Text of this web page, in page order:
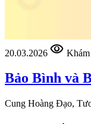
20.03.2026 visibility Khám
Bảo Bình và
Cung Hoàng Đạo,